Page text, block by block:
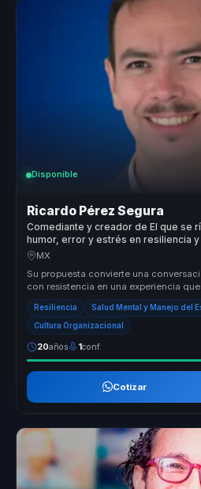
Disponible
Ricardo Pérez Segura
Comediante y creador de El que se
humor, error y estrés en resiliencia
equipos.
MX
Su propuesta convierte una
con resistencia en una experiencia
escuchar. Des...
Resiliencia Salud Mental y Manejo del
Cultura Organizacional
20años 1conf.
Cotizar